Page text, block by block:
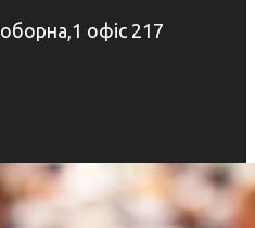
офіс 217